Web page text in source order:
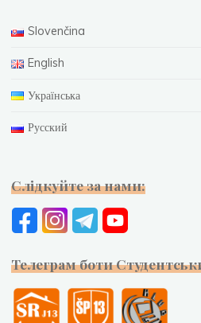
Slovenčina
English
Українська
Русский
Слідкуйте за нами:
Телеграм боти